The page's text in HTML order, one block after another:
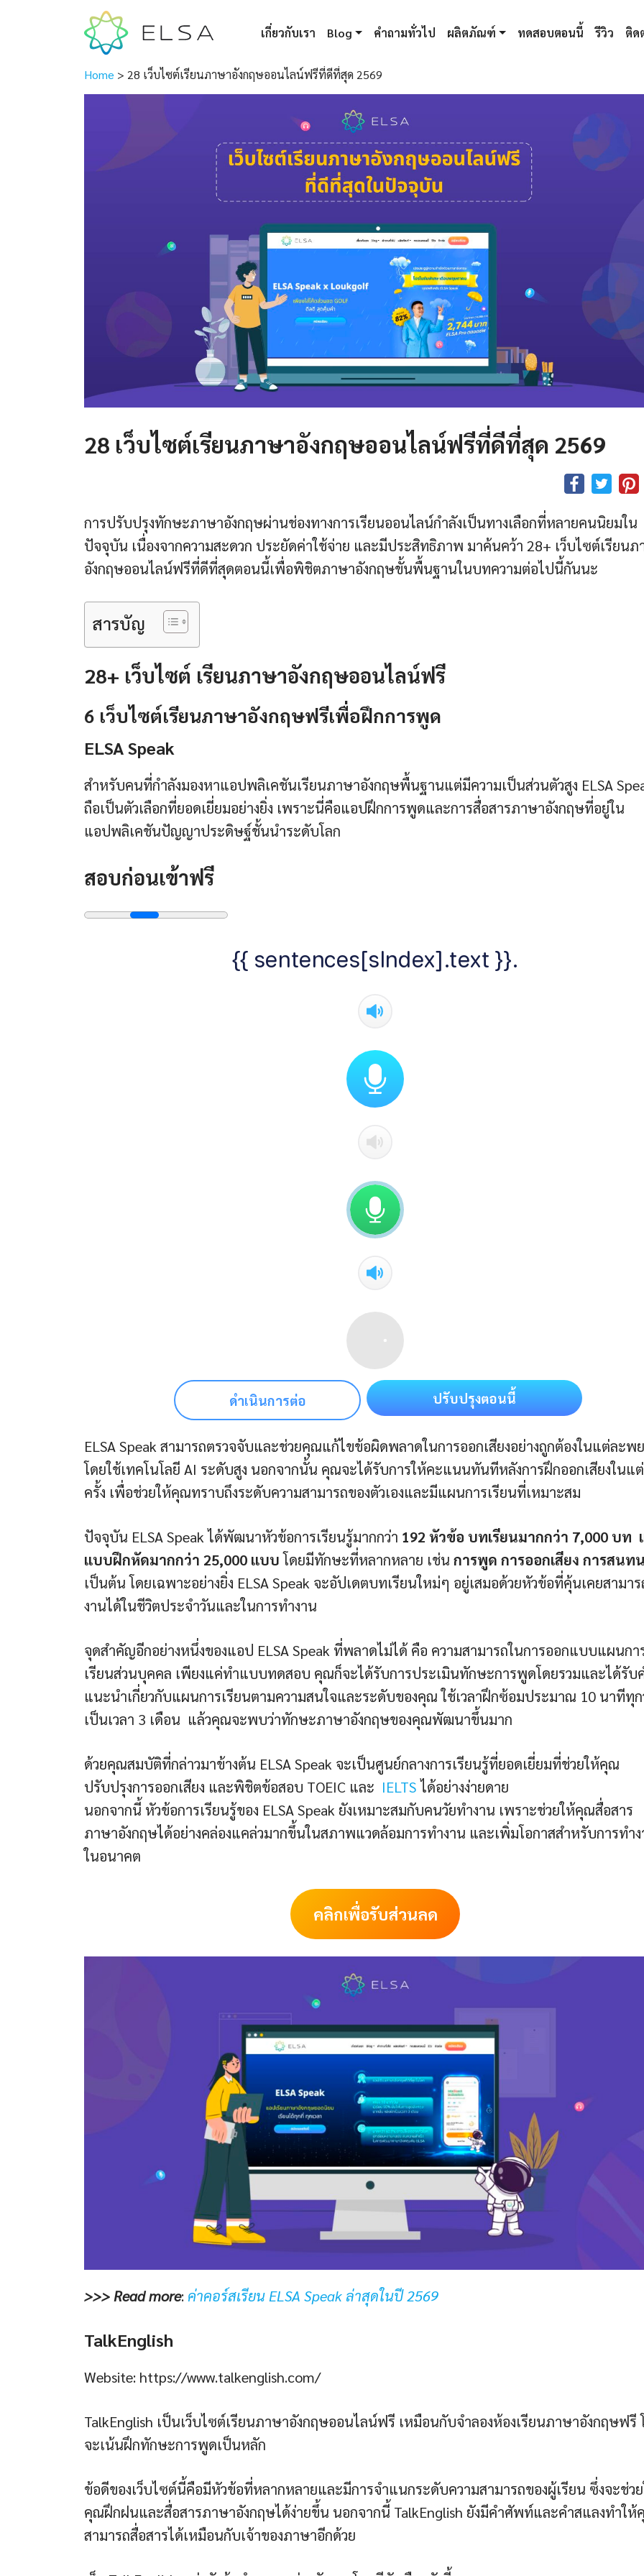
เกี่ยวกับเรา Blog คำถามทั่วไป ผลิตภัณฑ์ ทดสอบตอนนี้ รีวิว ติด
Home > 28 เว็บไซต์เรียนภาษาอังกฤษออนไลน์ฟรีที่ดีที่สุด 2569
28 เว็บไซต์เรียนภาษาอังกฤษออนไลน์ฟรีที่ดีที่สุด 2569
การปรับปรุงทักษะภาษาอังกฤษผ่านช่องทางการเรียนออนไลน์กำลังเป็นทางเลือกที่หลายคนนิยมใน
ปัจจุบัน เนื่องจากความสะดวก ประยัดค่าใช้จ่าย และมีประสิทธิภาพ มาค้นคว้า 28+ เว็บไซต์เรียนภ
อังกฤษออนไลน์ฟรีที่ดีที่สุดตอนนี้เพื่อพิชิตภาษาอังกฤษขั้นพื้นฐานในบทความต่อไปนี้กันนะ
สารบัญ
28+ เว็บไซต์ เรียนภาษาอังกฤษออนไลน์ฟรี
6 เว็บไซต์เรียนภาษาอังกฤษฟรีเพื่อฝึกการพูด
ELSA Speak
สำหรับคนที่กำลังมองหาแอปพลิเคชันเรียนภาษาอังกฤษพื้นฐานแต่มีความเป็นส่วนตัวสูง ELSA
ถือเป็นตัวเลือกที่ยอดเยี่ยมอย่างยิ่ง เพราะนี่คือแอปฝึกการพูดและการสื่อสารภาษาอังกฤษที่อยู่ใน
แอปพลิเคชันปัญญาประดิษฐ์ชั้นนำระดับโลก
สอบก่อนเข้าฟรี
{{ sentences[sIndex].text }}.
ดำเนินการต่อ ปรับปรุงตอนนี้
ELSA Speak สามารถตรวจจับและช่วยคุณแก้ไขข้อผิดพลาดในการออกเสียงอย่างถูกต้องในแต่ละพ
โดยใช้เทคโนโลยี AI ระดับสูง นอกจากนั้น คุณจะได้รับการให้คะแนนทันทีหลังการฝึกออกเสียงในแ
ครั้ง เพื่อช่วยให้คุณทราบถึงระดับความสามารถของตัวเองและมีแผนการเรียนที่เหมาะสม
ปัจจุบัน ELSA Speak ได้พัฒนาหัวข้อการเรียนรู้มากกว่า 192 หัวข้อ บทเรียนมากกว่า 7,000 บท
แบบฝึกหัดมากกว่า 25,000 แบบโดยมีทักษะที่หลากหลาย เช่น การพูด การออกเสียง การสนท
เป็นต้น โดยเฉพาะอย่างยิ่ง ELSA Speak จะอัปเดตบทเรียนใหม่ๆ อยู่เสมอด้วยหัวข้อที่คุ้นเคยสามาร
งานได้ในชีวิตประจำวันและในการทำงาน
จุดสำคัญอีกอย่างหนึ่งของแอป ELSA Speak ที่พลาดไม่ได้ คือ ความสามารถในการออกแบบแผนกา
เรียนส่วนบุคคล เพียงแค่ทำแบบทดสอบ คุณก็จะได้รับการประเมินทักษะการพูดโดยรวมและได้รับ
แนะนำเกี่ยวกับแผนการเรียนตามความสนใจและระดับของคุณ ใช้เวลาฝึกซ้อมประมาณ 10 นาทีทุ
เป็นเวลา 3 เดือน แล้วคุณจะพบว่าทักษะภาษาอังกฤษของคุณพัฒนาขึ้นมาก
ด้วยคุณสมบัติที่กล่าวมาข้างต้น ELSA Speak จะเป็นศูนย์กลางการเรียนรู้ที่ยอดเยี่ยมที่ช่วยให้คุณ
ปรับปรุงการออกเสียง และพิชิตข้อสอบ TOEIC และ IELTS ได้อย่างง่ายดาย
นอกจากนี้ หัวข้อการเรียนรู้ของ ELSA Speak ยังเหมาะสมกับคนวัยทำงาน เพราะช่วยให้คุณสื่อสาร
ภาษาอังกฤษได้อย่างคล่องแคล่วมากขึ้นในสภาพแวดล้อมการทำงาน และเพิ่มโอกาสสำหรับการทำ
ในอนาคต
คลิกเพื่อรับส่วนลด
>>> Read more: ค่าคอร์สเรียน ELSA Speak ล่าสุดในปี 2569
TalkEnglish
Website: https://www.talkenglish.com/
TalkEnglish เป็นเว็บไซต์เรียนภาษาอังกฤษออนไลน์ฟรี เหมือนกับจำลองห้องเรียนภาษาอังกฤษฟรี
จะเน้นฝึกทักษะการพูดเป็นหลัก
ข้อดีของเว็บไซต์นี้คือมีหัวข้อที่หลากหลายและมีการจำแนกระดับความสามารถของผู้เรียน ซึ่งจะช่ว
คุณฝึกฝนและสื่อสารภาษาอังกฤษได้ง่ายขึ้น นอกจากนี้ TalkEnglish ยังมีคำศัพท์และคำสแลงทำให้
สามารถสื่อสารได้เหมือนกับเจ้าของภาษาอีกด้วย